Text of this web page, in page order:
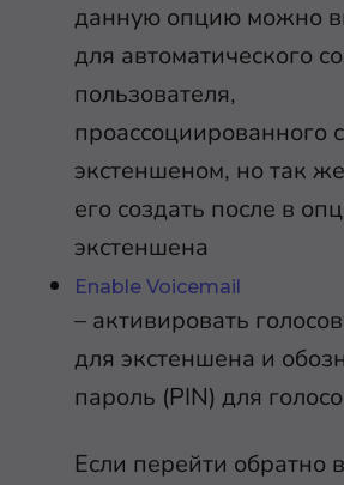
данную опцию можно
для автоматического
пользователя,
проассоциированного
экстеншеном, но так
его создать после в
экстеншена
Enable Voicemail
– активировать
для экстеншена и
пароль (PIN) для
Если перейти обратно в